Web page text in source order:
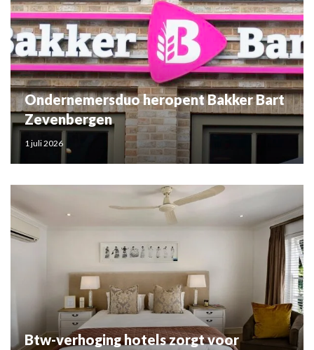
Ondernemersduo heropent Bakker Bart
Zevenbergen
1 juli 2026
Btw-verhoging hotels zorgt voor